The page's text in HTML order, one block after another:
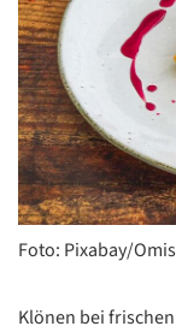
Foto: Pixabay/
Klönen bei